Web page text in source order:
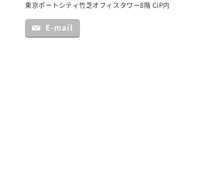
東京ポートシティ竹芝オフィスタワー8階 CiP内
E-mail